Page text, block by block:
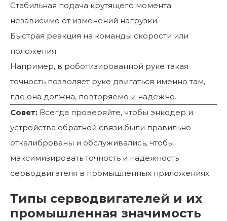
Стабильная подача крутящего момента
независимо от изменений нагрузки.
Быстрая реакция на команды скорости или
положения.
Например, в роботизированной руке такая
точность позволяет руке двигаться именно там,
где она должна, повторяемо и надежно.
Совет: Всегда проверяйте, чтобы энкодер и
устройства обратной связи были правильно
откалиброваны и обслуживались, чтобы
максимизировать точность и надежность
серводвигателя в промышленных приложениях.
Типы серводвигателей и их
промышленная значимость